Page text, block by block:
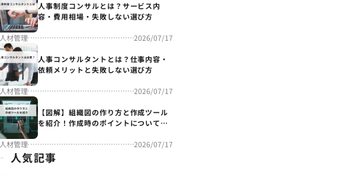
人事制度コンサルとは？サービス内
容・費用相場・失敗しない選び方
人材管理 2026/07/17
人事コンサルタントとは？仕事内容・
依頼メリットと失敗しない選び方
人材管理 2026/07/17
【図解】組織図の作り方と作成ツール
を紹介！作成時のポイントについても
人材管理 2026/07/17
人気記事